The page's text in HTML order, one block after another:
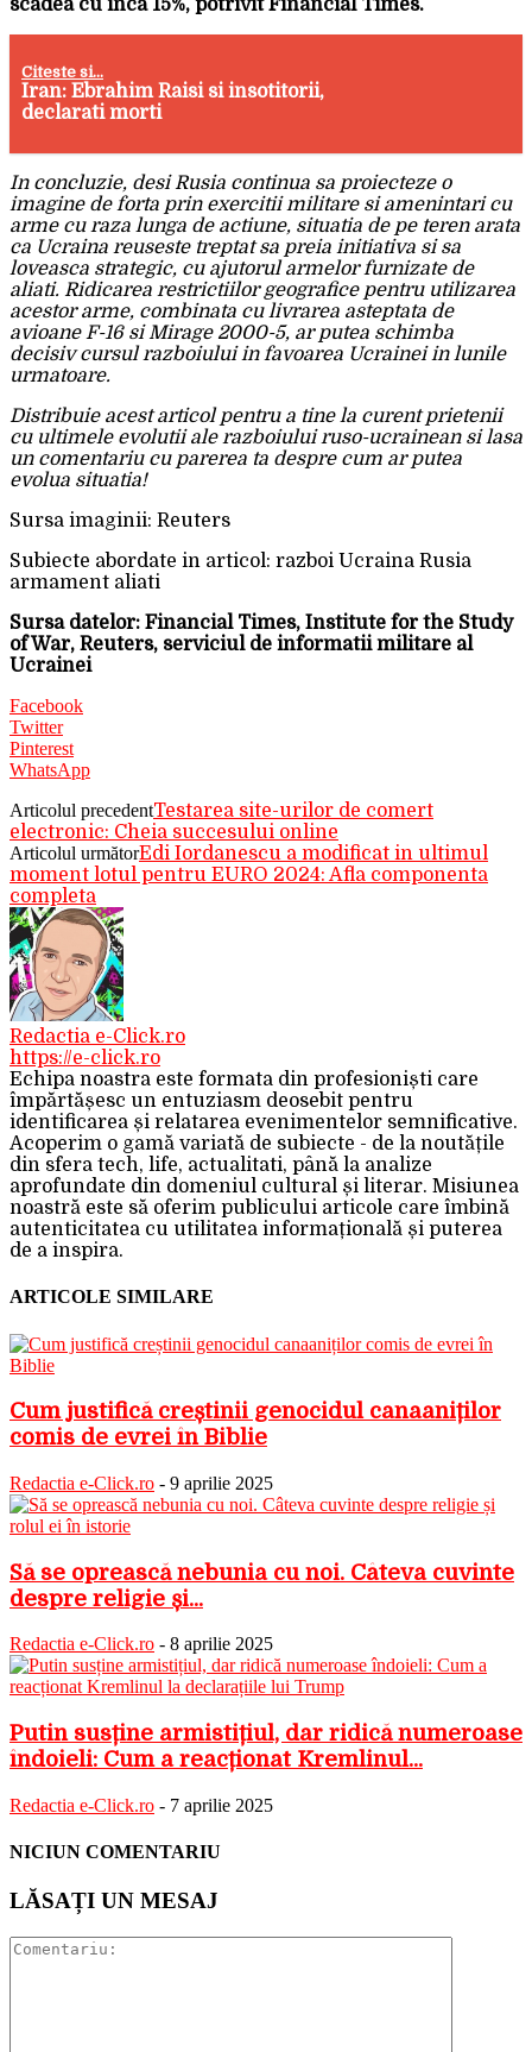
scadea cu inca 15%, potrivit Financial Times.
Citeste si...
Iran: Ebrahim Raisi si insotitorii,
declarati morti
In concluzie, desi Rusia continua sa proiecteze o
imagine de forta prin exercitii militare si amenintari cu
arme cu raza lunga de actiune, situatia de pe teren arata
ca Ucraina reuseste treptat sa preia initiativa si sa
loveasca strategic, cu ajutorul armelor furnizate de
aliati. Ridicarea restrictiilor geografice pentru utilizarea
acestor arme, combinata cu livrarea asteptata de
avioane F-16 si Mirage 2000-5, ar putea schimba
decisiv cursul razboiului in favoarea Ucrainei in lunile
urmatoare.
Distribuie acest articol pentru a tine la curent prietenii
cu ultimele evolutii ale razboiului ruso-ucrainean si lasa
un comentariu cu parerea ta despre cum ar putea
evolua situatia!
Sursa imaginii: Reuters
Subiecte abordate in articol: razboi Ucraina Rusia
armament aliati
Sursa datelor: Financial Times, Institute for the Study
of War, Reuters, serviciul de informatii militare al
Ucrainei
Facebook
Twitter
Pinterest
WhatsApp
Articolul precedentTestarea site-urilor de comert
electronic: Cheia succesului online
Articolul următorEdi Iordanescu a modificat in ultimul
moment lotul pentru EURO 2024: Afla componenta
completa
Redactia e-Click.ro
https://e-click.ro
Echipa noastra este formata din profesioniști care
împărtășesc un entuziasm deosebit pentru
identificarea și relatarea evenimentelor semnificative.
Acoperim o gamă variată de subiecte - de la noutățile
din sfera tech, life, actualitati, până la analize
aprofundate din domeniul cultural și literar. Misiunea
noastră este să oferim publicului articole care îmbină
autenticitatea cu utilitatea informațională și puterea
de a inspira.
ARTICOLE SIMILARE
Cum justifică creștinii genocidul canaaniților
comis de evrei în Biblie
Redactia e-Click.ro - 9 aprilie 2025
Să se oprească nebunia cu noi. Câteva cuvinte
despre religie și...
Redactia e-Click.ro - 8 aprilie 2025
Putin susține armistițiul, dar ridică numeroase
îndoieli: Cum a reacționat Kremlinul...
Redactia e-Click.ro - 7 aprilie 2025
NICIUN COMENTARIU
LĂSAȚI UN MESAJ